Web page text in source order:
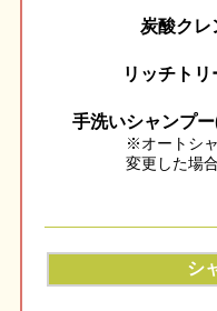
炭酸クレ
リッチトリ
手洗いシャンプ
※オートシ
変更した場
シ